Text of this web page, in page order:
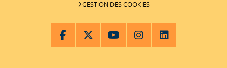
GESTION DES COOKIES